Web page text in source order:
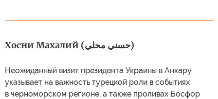
Хосни Махалий (حسني محلي)
Неожиданный визит президента Украины в Анкару
указывает на важность турецкой роли в событиях
в черноморском регионе, а также проливах Босфор